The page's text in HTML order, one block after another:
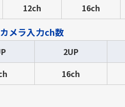
12ch 16ch
メラ入力ch数
2UP
16ch